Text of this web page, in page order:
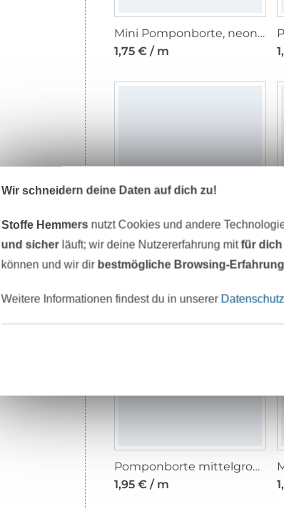
Mini Pomponborte, neonorange 10 mm
1,75 € / m
Pomponborte Inka, rosa
2,50 € / m
Pomponborte mittelgroß, apfelgrün 20 mm
1,95 € / m
Wir schneidern deine Daten auf dich zu!
Stoffe Hemmers nutzt Cookies und andere
und sicherläuft; wir deine Nutzererfahrung mitfür dich
können und wir dir bestmögliche Browsing-
Weitere Informationen findest du in unserer